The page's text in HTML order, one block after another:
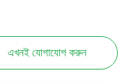
এখনই যোগাযোগ করুন